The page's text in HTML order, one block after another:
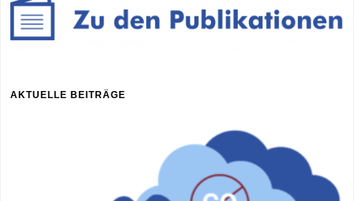
AKTUELLE BEITRÄGE